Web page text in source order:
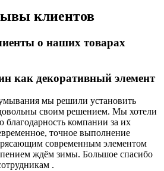
клиентов
о наших товарах
как декоративный элемент
мы решили установить
своим решением. Мы хотели
компании за их
точное выполнение
современным элементом
ждём зимы. Большое спасибо
.